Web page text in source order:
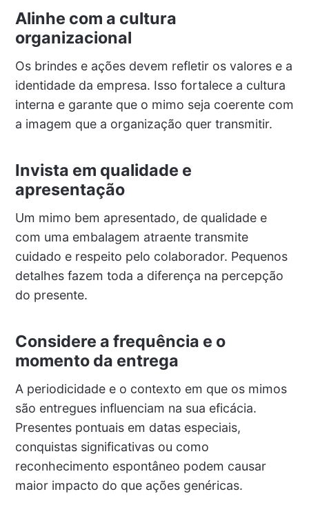
Alinhe com a cultura
organizacional
Os brindes e ações devem refletir os valores e a
identidade da empresa. Isso fortalece a cultura
interna e garante que o mimo seja coerente com
a imagem que a organização quer transmitir.
Invista em qualidade e
apresentação
Um mimo bem apresentado, de qualidade e
com uma embalagem atraente transmite
cuidado e respeito pelo colaborador. Pequenos
detalhes fazem toda a diferença na percepção
do presente.
Considere a frequência e o
momento da entrega
A periodicidade e o contexto em que os mimos
são entregues influenciam na sua eficácia.
Presentes pontuais em datas especiais,
conquistas significativas ou como
reconhecimento espontâneo podem causar
maior impacto do que ações genéricas.